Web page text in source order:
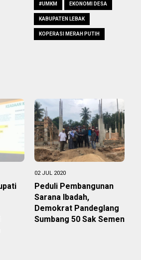
#UMKM EKONOMI DESA
KABUPATEN LEBAK
KOPERASI MERAH PUTIH
02 JUL 2020
Peduli Pembangunan
Sarana Ibadah,
Demokrat Pandeglang
Sumbang 50 Sak Semen